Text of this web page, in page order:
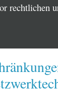
rechtlichen